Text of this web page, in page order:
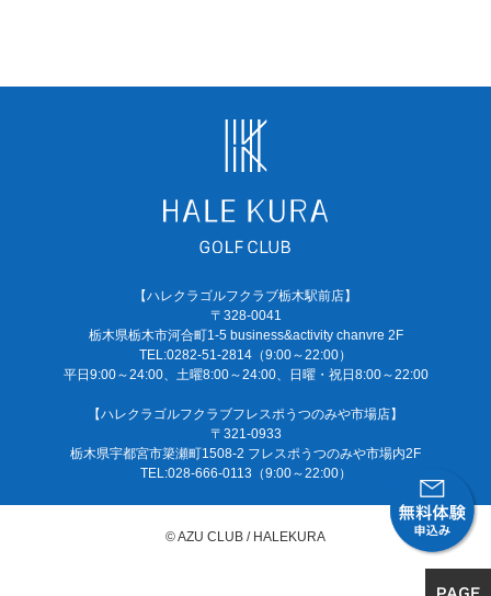
【ハレクラゴルフクラブ栃木駅前店】
〒328-0041
栃木県栃木市河合町1-5 business&activity chanvre 2F
TEL:0282-51-2814（9:00～22:00）
平日9:00～24:00、土曜8:00～24:00、日曜・祝日8:00～22:00
【ハレクラゴルフクラブフレスポうつのみや市場店】
〒321-0933
栃木県宇都宮市簗瀬町1508-2 フレスポうつのみや市場内2F
TEL:028-666-0113（9:00～22:00）
© AZU CLUB / HALEKURA